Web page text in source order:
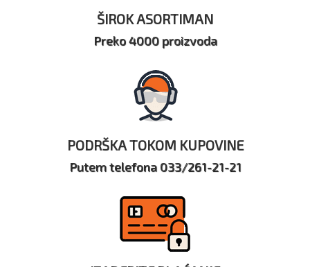
ŠIROK ASORTIMAN
Preko 4000 proizvoda
PODRŠKA TOKOM KUPOVINE
Putem telefona 033/261-21-21